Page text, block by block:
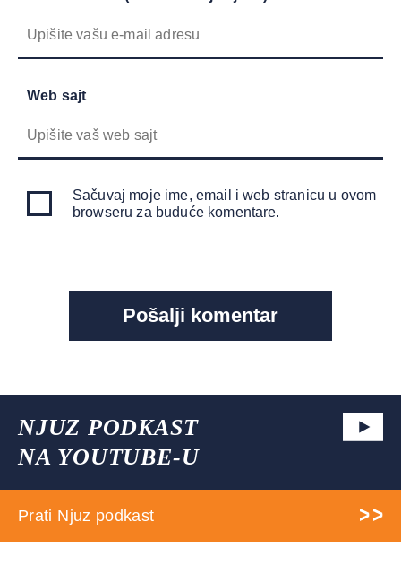
Web sajt
Sačuvaj moje ime, email i web stranicu u ovom
browseru za buduće komentare.
NJUZ PODKAST
NA YOUTUBE-U
Prati Njuz podkast